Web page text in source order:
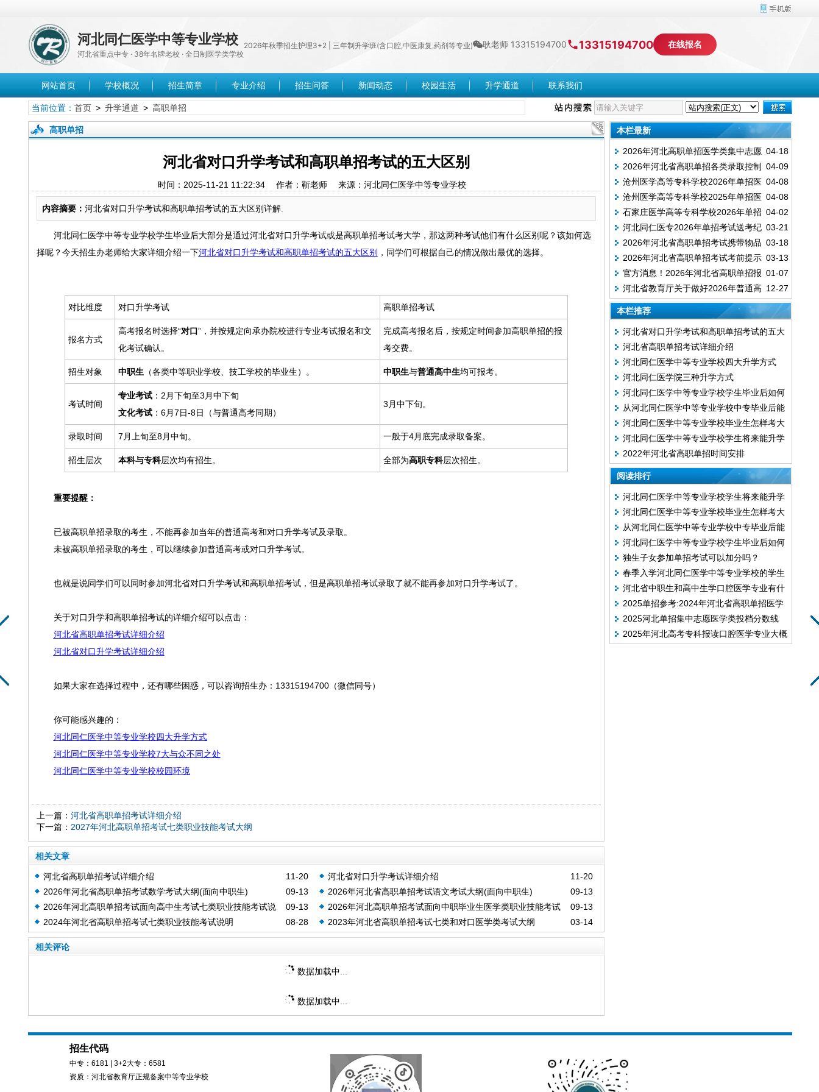
河北同仁医学中等专业学校
河北省重点中专 · 38年名牌老校 · 全日制医学类学校
2026年秋季招生护理3+2 | 三年制升学班(含口腔,中医康复,药剂等专业) 耿老师 13315194700 13315194700 在线报名
网站首页 学校概况 招生简章 专业介绍 招生问答 新闻动态 校园生活 升学通道 联系我们
当前位置： 首页> 升学通道 > 高职单招
高职单招
河北省对口升学考试和高职单招考试的五大区别
时间：2025-11-21 11:22:34 作者：靳老师 来源：河北同仁医学中等专业学校
内容摘要： 河北省对口升学考试和高职单招考试的五大区别详解.
河北同仁医学中等专业学校学生毕业后大部分是通过河北省对口升学考试或是高职单招考试考大学，那这两种考试他们有什么区别呢？该如何选
择呢？今天招生办老师给大家详细介绍一下河北省对口升学考试和高职单招考试的五大区别 ，同学们可根据自己的情况做出最优的选择。
对比维度 对口升学考试 高职单招考试
报名方式
高考报名时选择“对口”，并按规定向承办院校进行专业考试报名和文
化考试确认。
完成高考报名后，按规定时间参加高职单招的报
考交费。
招生对象 中职生 （各类中等职业学校、技工学校的毕业生）。 中职生与普通高中生均可报考。
考试时间
专业考试：2月下旬至3月中下旬
文化考试：6月7日-8日（与普通高考同期）
3月中下旬。
录取时间 7月上旬至8月中旬。 一般于4月底完成录取备案。
招生层次 本科与专科层次均有招生。 全部为高职专科层次招生。
重要提醒：
已被高职单招录取的考生，不能再参加当年的普通高考和对口升学考试及录取。
未被高职单招录取的考生，可以继续参加普通高考或对口升学考试。
也就是说同学们可以同时参加河北省对口升学考试和高职单招考试，但是高职单招考试录取了就不能再参加对口升学考试了。
关于对口升学和高职单招考试的详细介绍可以点击：
河北省高职单招考试详细介绍
河北省对口升学考试详细介绍
如果大家在选择过程中，还有哪些困惑，可以咨询招生办：13315194700（微信同号）
你可能感兴趣的：
河北同仁医学中等专业学校四大升学方式
河北同仁医学中等专业学校7大与众不同之处
河北同仁医学中等专业学校校园环境
上一篇： 河北省高职单招考试详细介绍
下一篇： 2027年河北高职单招考试七类职业技能考试大纲
相关文章
11-20
河北省高职单招考试详细介绍 11-20
河北省对口升学考试详细介绍
09-13
2026年河北省高职单招考试数学考试大纲(面向中职生) 09-13
2026年河北省高职单招考试语文考试大纲(面向中职生)
09-13
2026年河北高职单招考试面向高中生考试七类职业技能考试说
明
09-13
2026年河北高职单招考试面向中职毕业生医学类职业技能考试
说明
08-28
2024年河北省高职单招考试七类职业技能考试说明 03-14
2023年河北省高职单招考试七类和对口医学类考试大纲
相关评论
数据加载中...
数据加载中...
本栏最新
04-18
2026年河北高职单招医学类集中志愿
投档分数线
04-09
2026年河北省高职单招各类录取控制
分数线
04-08
沧州医学高等专科学校2026年单招医
学类招生计划
04-08
沧州医学高等专科学校2025年单招医
学类专业录取分数线
04-02
石家庄医学高等专科学校2026年单招
七类招生计划
03-21
河北同仁医专2026年单招考试送考纪
实
03-18
2026年河北省高职单招考试携带物品
清单
03-13
2026年河北省高职单招考试考前提示
01-07
官方消息！2026年河北省高职单招报
考须知
12-27
河北省教育厅关于做好2026年普通高
等职业教育单独考试招生工作的通知
本栏推荐
河北省对口升学考试和高职单招考试的五大
区别
河北省高职单招考试详细介绍
河北同仁医学中等专业学校四大升学方式
河北同仁医学院三种升学方式
河北同仁医学中等专业学校学生毕业后如何
升学？
从河北同仁医学中等专业学校中专毕业后能
考哪些大专？
河北同仁医学中等专业学校毕业生怎样考大
专?
河北同仁医学中等专业学校学生将来能升学
考大专吗？
2022年河北省高职单招时间安排
阅读排行
河北同仁医学中等专业学校学生将来能升学
考大专吗？
河北同仁医学中等专业学校毕业生怎样考大
专?
从河北同仁医学中等专业学校中专毕业后能
考哪些大专？
河北同仁医学中等专业学校学生毕业后如何
升学？
独生子女参加单招考试可以加分吗？
春季入学河北同仁医学中等专业学校的学生
能不能考大专？
河北省中职生和高中生学口腔医学专业有什
么途径？
2025单招参考:2024年河北省高职单招医学
类专业录取分数线
2025河北单招集中志愿医学类投档分数线
2025年河北高考专科报读口腔医学专业大概
招生代码
中专： 6181 | 3+2大专： 6581
资质：河北省教育厅正规备案中等专业学校